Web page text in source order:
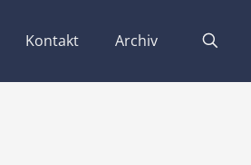
Kontakt Archiv